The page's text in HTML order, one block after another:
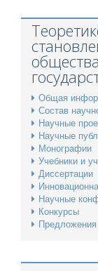
Общая
Состав
Научные
Научные
Монографии
Учебники и
Диссертации
Научные
Конкурсы